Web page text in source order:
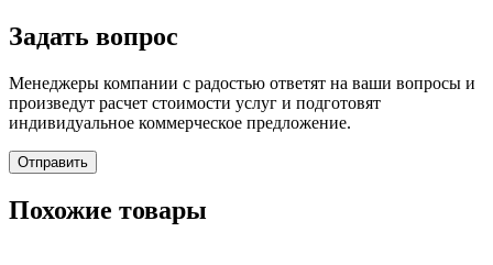
Задать вопрос
Менеджеры компании с радостью ответят на ваши вопросы и
произведут расчет стоимости услуг и подготовят
индивидуальное коммерческое предложение.
Отправить
Похожие товары